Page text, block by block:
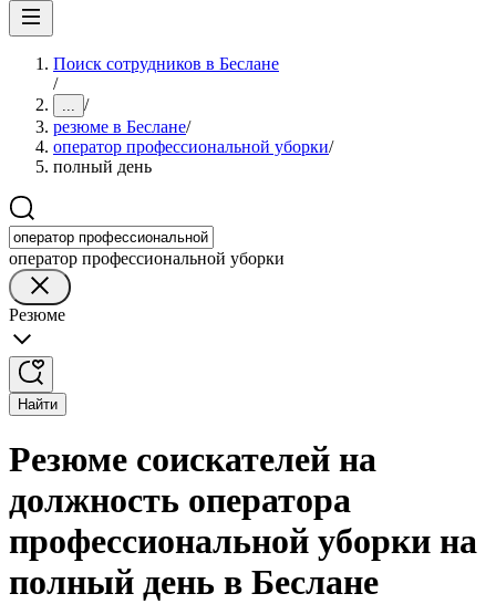
Поиск сотрудников в Беслане
/
... /
резюме в Беслане/
оператор профессиональной уборки/
полный день
оператор профессиональной уборки
Резюме
Найти
Резюме соискателей на
должность оператора
профессиональной уборки на
полный день в Беслане